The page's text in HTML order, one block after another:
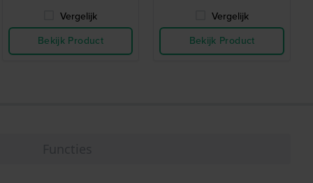
Vergelijk
Bekijk Product
Vergelijk
Bekijk Product